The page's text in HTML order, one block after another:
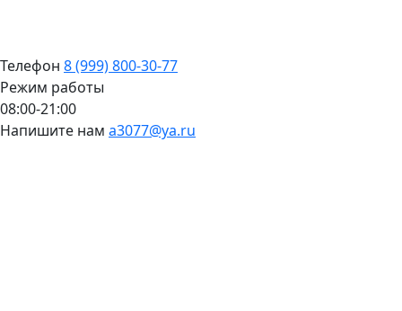
Телефон 8 (999) 800-30-77
Режим работы
08:00-21:00
Напишите нам a3077@ya.ru